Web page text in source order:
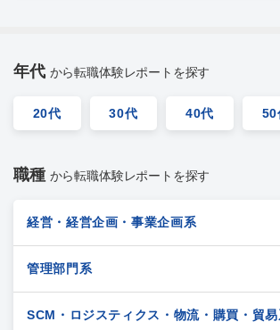
年代 から転職体験レポートを探す
20代 30代 40代 50
職種 から転職体験レポートを探す
経営・経営企画・事業企画系
管理部門系
SCM・ロジスティクス・物流・購買・貿易